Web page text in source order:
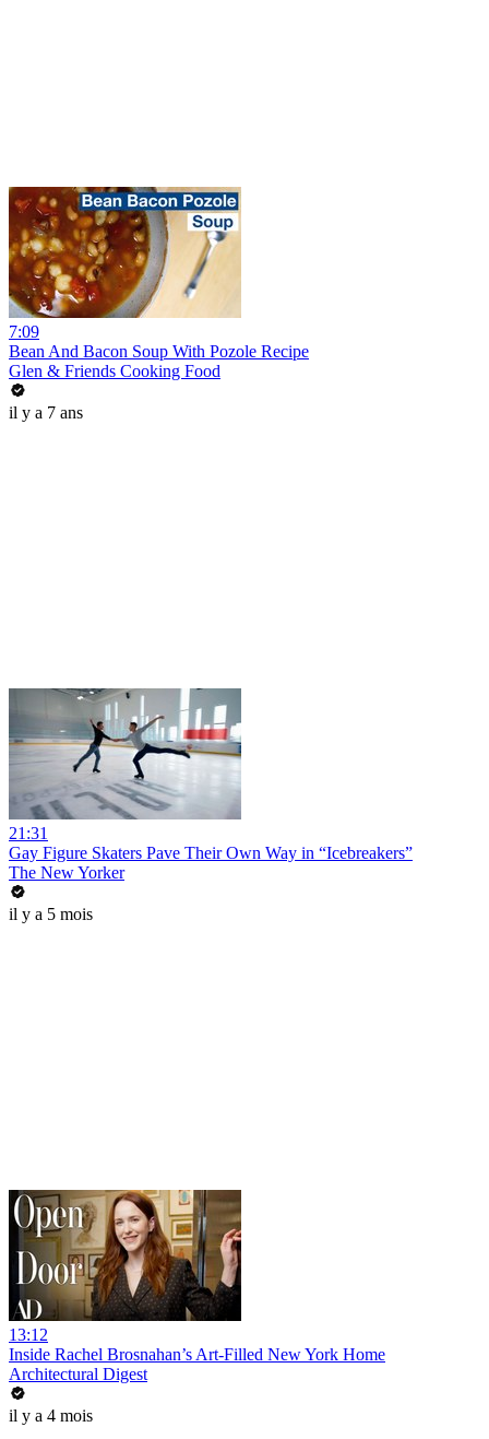
7:09
Bean And Bacon Soup With Pozole Recipe
Glen & Friends Cooking Food
il y a 7 ans
21:31
Gay Figure Skaters Pave Their Own Way in “Icebreakers”
The New Yorker
il y a 5 mois
13:12
Inside Rachel Brosnahan’s Art-Filled New York Home
Architectural Digest
il y a 4 mois